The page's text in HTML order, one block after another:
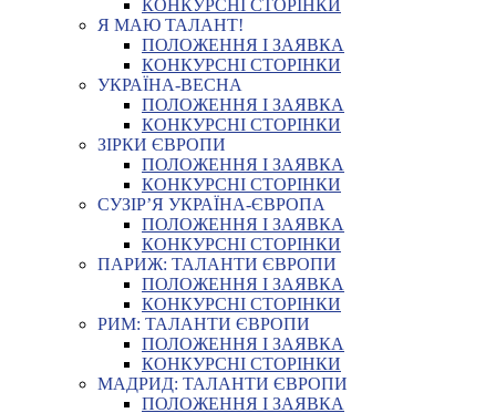
КОНКУРСНІ СТОРІНКИ
Я МАЮ ТАЛАНТ!
ПОЛОЖЕННЯ І ЗАЯВКА
КОНКУРСНІ СТОРІНКИ
УКРАЇНА-ВЕСНА
ПОЛОЖЕННЯ І ЗАЯВКА
КОНКУРСНІ СТОРІНКИ
ЗІРКИ ЄВРОПИ
ПОЛОЖЕННЯ І ЗАЯВКА
КОНКУРСНІ СТОРІНКИ
СУЗІР’Я УКРАЇНА-ЄВРОПА
ПОЛОЖЕННЯ І ЗАЯВКА
КОНКУРСНІ СТОРІНКИ
ПАРИЖ: ТАЛАНТИ ЄВРОПИ
ПОЛОЖЕННЯ І ЗАЯВКА
КОНКУРСНІ СТОРІНКИ
РИМ: ТАЛАНТИ ЄВРОПИ
ПОЛОЖЕННЯ І ЗАЯВКА
КОНКУРСНІ СТОРІНКИ
МАДРИД: ТАЛАНТИ ЄВРОПИ
ПОЛОЖЕННЯ І ЗАЯВКА